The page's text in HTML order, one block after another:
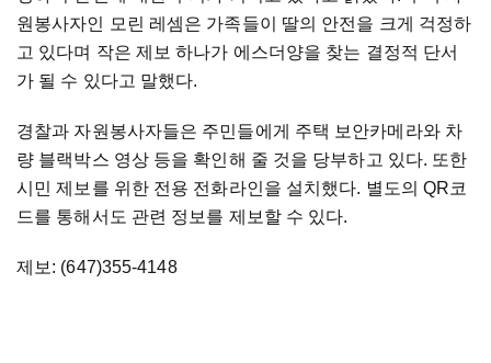
원봉사자인 모린 레셈은 가족들이 딸의 안전을 크게 걱정하
고 있다며 작은 제보 하나가 에스더양을 찾는 결정적 단서
가 될 수 있다고 말했다.
경찰과 자원봉사자들은 주민들에게 주택 보안카메라와 차
량 블랙박스 영상 등을 확인해 줄 것을 당부하고 있다. 또한
시민 제보를 위한 전용 전화라인을 설치했다. 별도의 QR코
드를 통해서도 관련 정보를 제보할 수 있다.
제보: (647)355-4148